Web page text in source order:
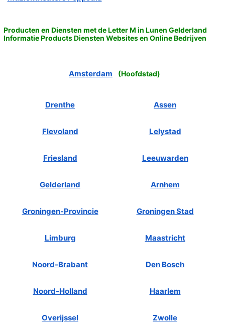
Producten en Diensten met de Letter M in Lunen Gelderland
Informatie Products Diensten Websites en Online Bedrijven
Amsterdam (Hoofdstad)
Drenthe Assen
Flevoland Lelystad
Friesland Leeuwarden
Gelderland Arnhem
Groningen-Provincie Groningen Stad
Limburg Maastricht
Noord-Brabant Den Bosch
Noord-Holland Haarlem
Overijssel Zwolle